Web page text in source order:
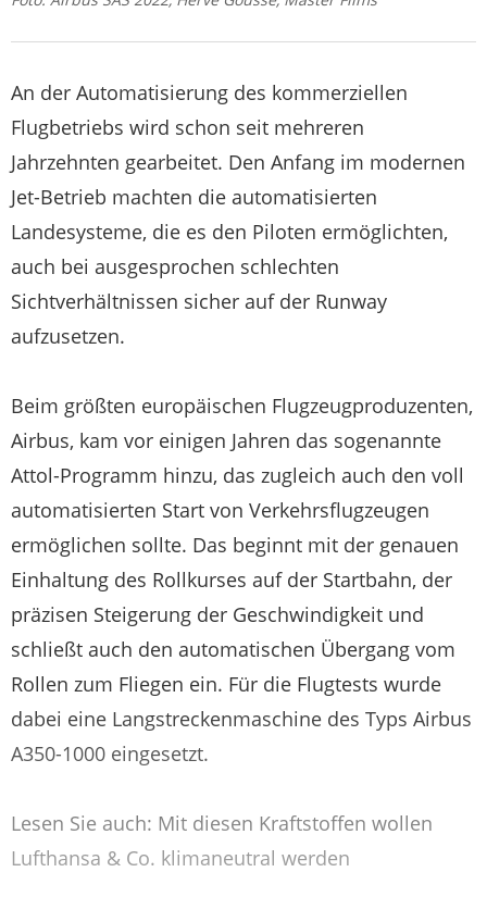
An der Automatisierung des kommerziellen
Flugbetriebs wird schon seit mehreren
Jahrzehnten gearbeitet. Den Anfang im modernen
Jet-Betrieb machten die automatisierten
Landesysteme, die es den Piloten ermöglichten,
auch bei ausgesprochen schlechten
Sichtverhältnissen sicher auf der Runway
aufzusetzen.
Beim größten europäischen Flugzeugproduzenten,
Airbus, kam vor einigen Jahren das sogenannte
Attol-Programm hinzu, das zugleich auch den voll
automatisierten Start von Verkehrsflugzeugen
ermöglichen sollte. Das beginnt mit der genauen
Einhaltung des Rollkurses auf der Startbahn, der
präzisen Steigerung der Geschwindigkeit und
schließt auch den automatischen Übergang vom
Rollen zum Fliegen ein. Für die Flugtests wurde
dabei eine Langstreckenmaschine des Typs Airbus
A350-1000 eingesetzt.
Lesen Sie auch: Mit diesen Kraftstoffen wollen
Lufthansa & Co. klimaneutral werden